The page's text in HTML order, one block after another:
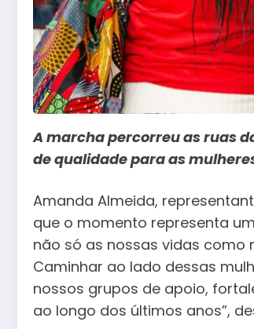
A marcha percorreu as ruas
de qualidade para as
Amanda Almeida,
que o momento representa
não só as nossas vidas como
Caminhar ao lado dessas
nossos grupos de apoio,
ao longo dos últimos anos”,